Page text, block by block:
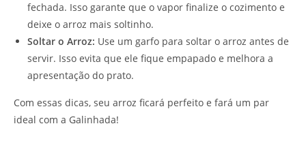
fechada. Isso garante que o vapor finalize o cozimento e
deixe o arroz mais soltinho.
Soltar o Arroz: Use um garfo para soltar o arroz antes de
servir. Isso evita que ele fique empapado e melhora a
apresentação do prato.
Com essas dicas, seu arroz ficará perfeito e fará um par
ideal com a Galinhada!